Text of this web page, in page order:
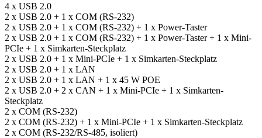
4 x USB 2.0
2 x USB 2.0 + 1 x COM (RS-232)
2 x USB 2.0 + 1 x COM (RS-232) + 1 x Power-Taster
2 x USB 2.0 + 1 x COM (RS-232) + 1 x Power-Taster + 1 x Mini-
PCIe + 1 x Simkarten-Steckplatz
2 x USB 2.0 + 1 x Mini-PCIe + 1 x Simkarten-Steckplatz
2 x USB 2.0 + 1 x LAN
2 x USB 2.0 + 1 x LAN + 1 x 45 W POE
2 x USB 2.0 + 2 x CAN + 1 x Mini-PCIe + 1 x Simkarten-
Steckplatz
2 x COM (RS-232)
2 x COM (RS-232) + 1 x Mini-PCIe + 1 x Simkarten-Steckplatz
2 x COM (RS-232/RS-485, isoliert)